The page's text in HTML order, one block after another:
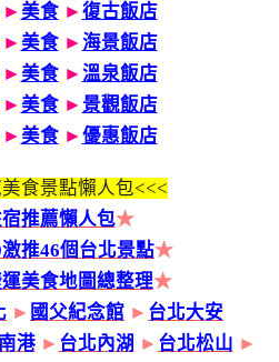
► 美食► 復古飯店
► 美食► 海景飯店
► 美食► 溫泉飯店
► 美食► 景觀飯店
► 美食► 優惠飯店
食景點懶人包<<<
推薦懶人包★
推46個台北景點★
美食地圖總整理★
► 國父紀念館 ► 台北大安
港 ► 台北內湖 ► 台北松山 ►